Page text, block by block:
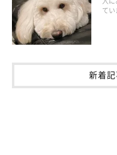
て
新着